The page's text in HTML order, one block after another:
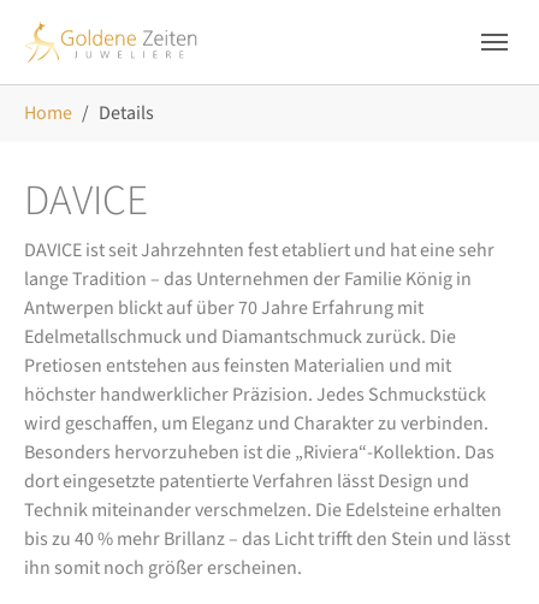
Home Details
DAVICE
DAVICE ist seit Jahrzehnten fest etabliert und hat eine sehr
lange Tradition – das Unternehmen der Familie König in
Antwerpen blickt auf über 70 Jahre Erfahrung mit
Edelmetallschmuck und Diamantschmuck zurück. Die
Pretiosen entstehen aus feinsten Materialien und mit
höchster handwerklicher Präzision. Jedes Schmuckstück
wird geschaffen, um Eleganz und Charakter zu verbinden.
Besonders hervorzuheben ist die „Riviera“-Kollektion. Das
dort eingesetzte patentierte Verfahren lässt Design und
Technik miteinander verschmelzen. Die Edelsteine erhalten
bis zu 40 % mehr Brillanz – das Licht trifft den Stein und lässt
ihn somit noch größer erscheinen.